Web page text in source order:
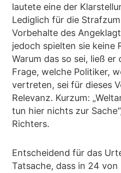
lautete eine der
Lediglich für die
Vorbehalte des
jedoch spielten sie keine
Warum das so sei, ließ
Frage, welche Politiker,
vertreten, sei für dieses
Relevanz. Kurzum:
tun hier nichts zur
Richters.
Entscheidend für das
Tatsache, dass in 24 von